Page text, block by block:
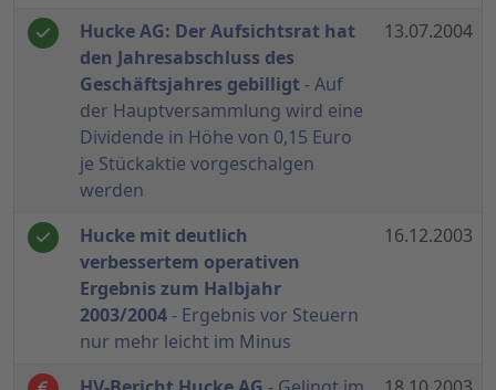
Hucke AG: Der Aufsichtsrat hat
den Jahresabschluss des
Geschäftsjahres gebilligt - Auf
der Hauptversammlung wird eine
Dividende in Höhe von 0,15 Euro
je Stückaktie vorgeschalgen
werden
13.07.2004
Hucke mit deutlich
verbessertem operativen
Ergebnis zum Halbjahr
2003/2004- Ergebnis vor Steuern
nur mehr leicht im Minus
16.12.2003